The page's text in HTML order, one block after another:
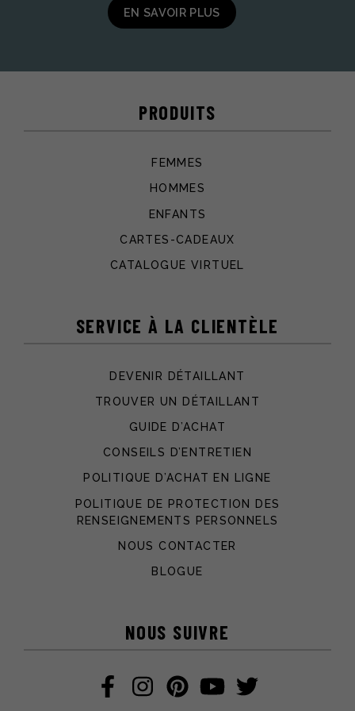
EN SAVOIR PLUS
PRODUITS
FEMMES
HOMMES
ENFANTS
CARTES-CADEAUX
CATALOGUE VIRTUEL
SERVICE À LA CLIENTÈLE
DEVENIR DÉTAILLANT
TROUVER UN DÉTAILLANT
GUIDE D’ACHAT
CONSEILS D’ENTRETIEN
POLITIQUE D’ACHAT EN LIGNE
POLITIQUE DE PROTECTION DES
RENSEIGNEMENTS PERSONNELS
NOUS CONTACTER
BLOGUE
NOUS SUIVRE